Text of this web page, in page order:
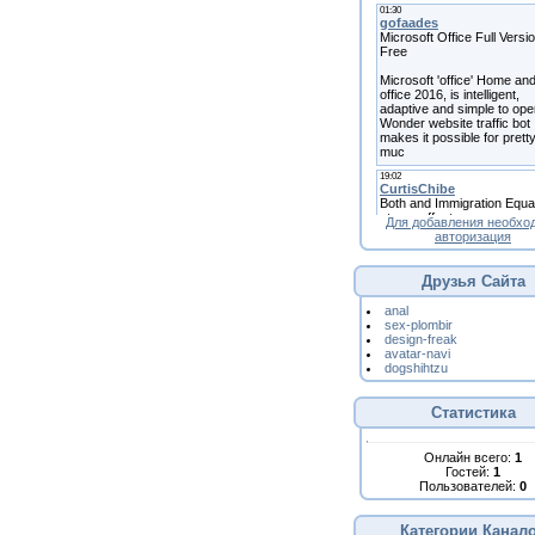
Для добавления
авторизация
Друзья Сайта
anal
sex-plombir
design-freak
avatar-navi
dogshihtzu
Статистика
Онлайн всего: 1
Гостей: 1
Пользователей: 0
Категории